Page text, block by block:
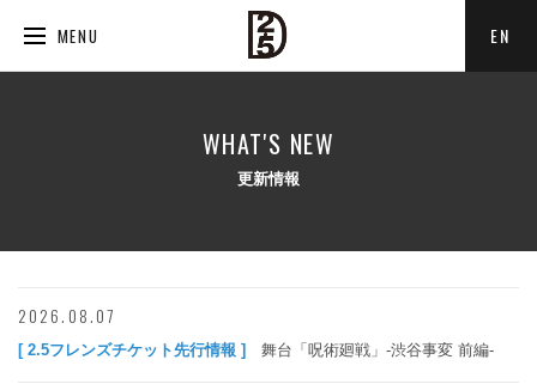
MENU EN
WHAT'S NEW
更新情報
2026.08.07
[ 2.5フレンズチケット先行情報 ] 舞台「呪術廻戦」-渋谷事変 前編-